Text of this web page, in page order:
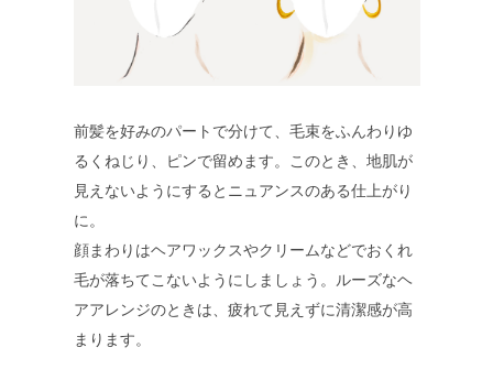
前髪を好みのパートで分けて、毛束をふんわりゆ
るくねじり、ピンで留めます。このとき、地肌が
見えないようにするとニュアンスのある仕上がり
に。
顔まわりはヘアワックスやクリームなどでおくれ
毛が落ちてこないようにしましょう。ルーズなヘ
アアレンジのときは、疲れて見えずに清潔感が高
まります。